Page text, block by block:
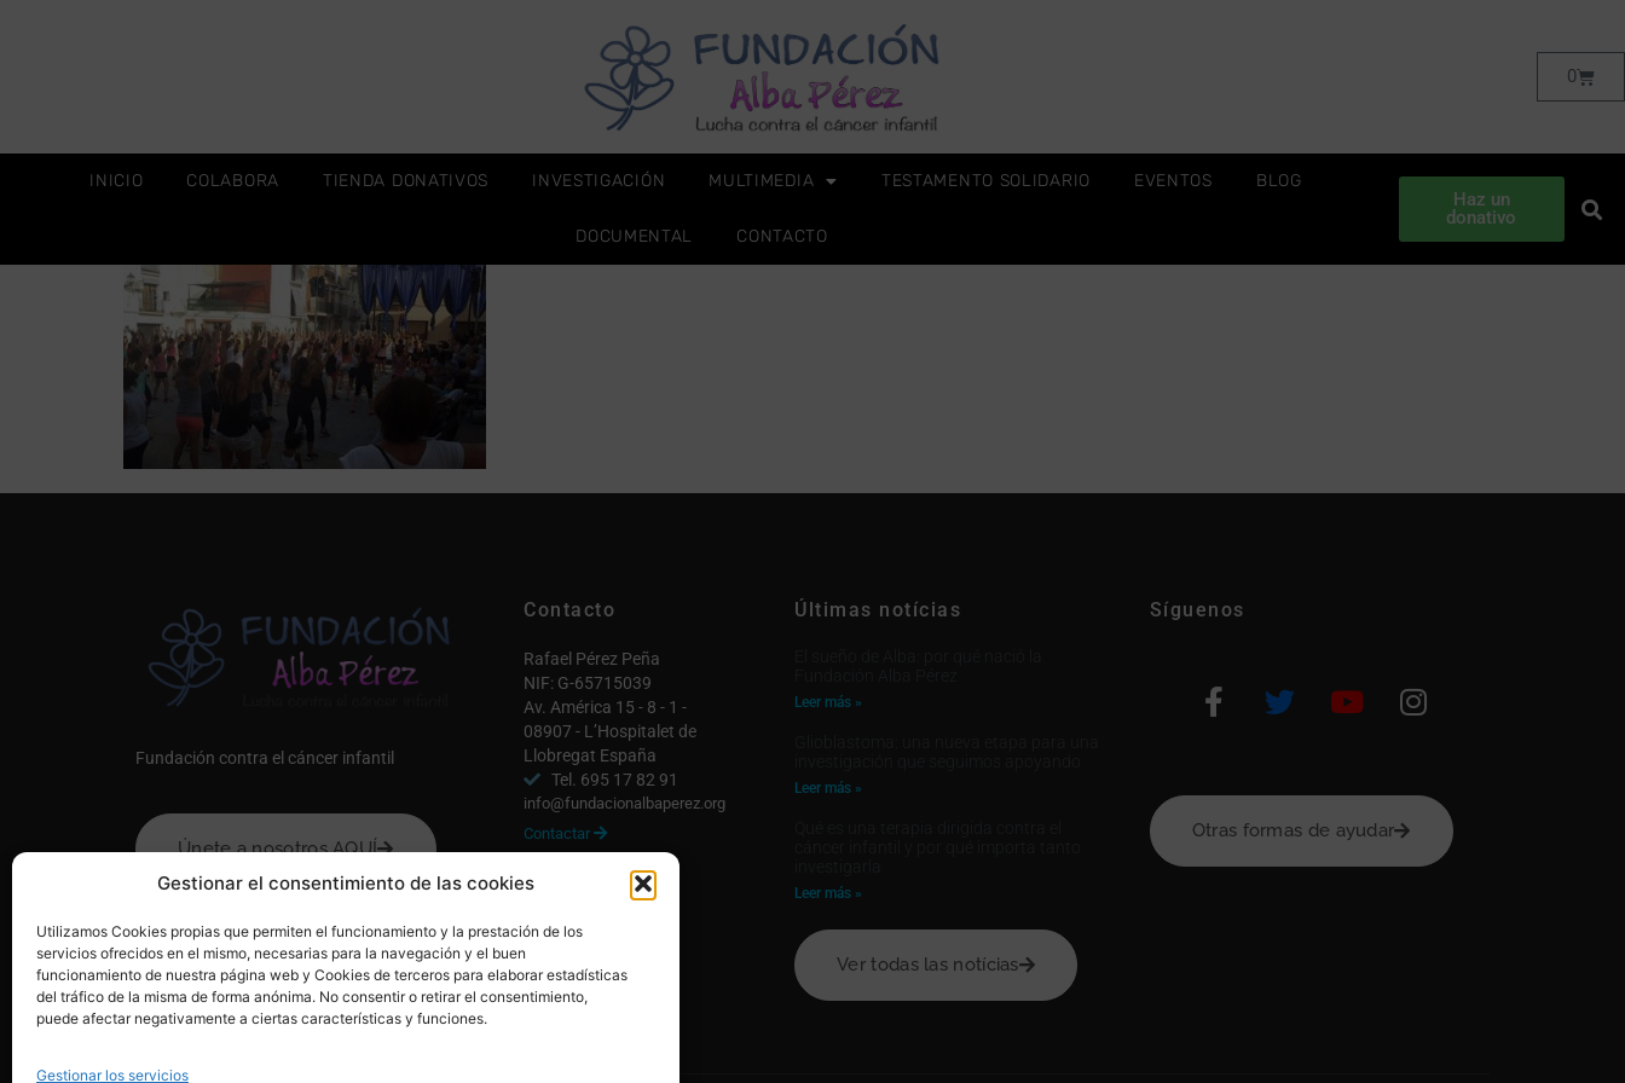
Gestionar el consentimiento de las cookies
Utilizamos Cookies propias que permiten el funcionamiento y la prestación de los
servicios ofrecidos en el mismo, necesarias para la navegación y el buen
funcionamiento de nuestra página web y Cookies de terceros para elaborar estadísticas
del tráfico de la misma de forma anónima. No consentir o retirar el consentimiento,
puede afectar negativamente a ciertas características y funciones.
Gestionar los servicios
0
INICIO COLABORA TIENDA DONATIVOS INVESTIGACIÓN MULTIMEDIA TESTAMENTO SOLIDARIO EVENTOS BLOG
DOCUMENTAL CONTACTO
Haz un
donativo
Fundación contra el cáncer infantil
Únete a nosotros AQUÍ
Contacto
Rafael Pérez Peña
NIF: G-65715039
Av. América 15 - 8 - 1 -
08907 - L’Hospitalet de
Llobregat España
Tel. 695 17 82 91
info@fundacionalbaperez.org
Contactar
Últimas notícias
Leer más »
Leer más »
Leer más »
Ver todas las notícias
Síguenos
Otras formas de ayudar